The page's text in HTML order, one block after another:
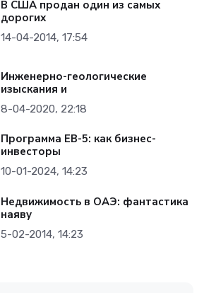
В США продан один из самых
дорогих
14-04-2014, 17:54
Инженерно-геологические
изыскания и
8-04-2020, 22:18
Программа EB-5: как бизнес-
инвесторы
10-01-2024, 14:23
Недвижимость в ОАЭ: фантастика
наяву
5-02-2014, 14:23